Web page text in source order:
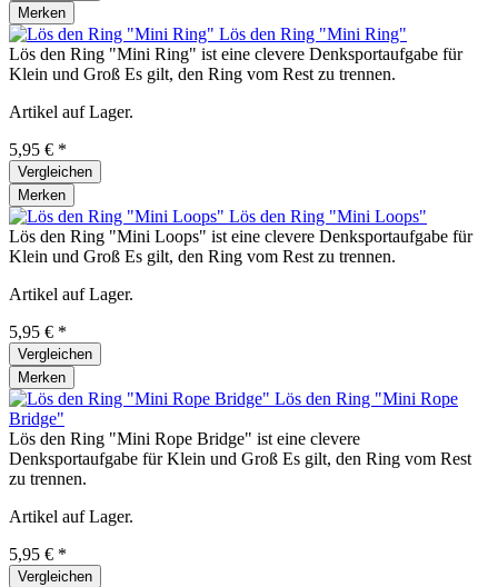
Merken
Lös den Ring "Mini Ring"
Lös den Ring "Mini Ring" ist eine clevere Denksportaufgabe für
Klein und Groß Es gilt, den Ring vom Rest zu trennen.
Artikel auf Lager.
5,95 € *
Vergleichen
Merken
Lös den Ring "Mini Loops"
Lös den Ring "Mini Loops" ist eine clevere Denksportaufgabe für
Klein und Groß Es gilt, den Ring vom Rest zu trennen.
Artikel auf Lager.
5,95 € *
Vergleichen
Merken
Lös den Ring "Mini Rope
Bridge"
Lös den Ring "Mini Rope Bridge" ist eine clevere
Denksportaufgabe für Klein und Groß Es gilt, den Ring vom Rest
zu trennen.
Artikel auf Lager.
5,95 € *
Vergleichen